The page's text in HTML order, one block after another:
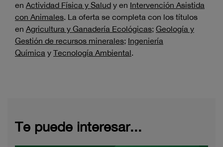
en Actividad Física y Salud y en Intervención Asistida
con Animales. La oferta se completa con los títulos
en Agricultura y Ganadería Ecológicas; Geología y
Gestión de recursos minerales; Ingeniería
Química y Tecnología Ambiental.
Te puede interesar...